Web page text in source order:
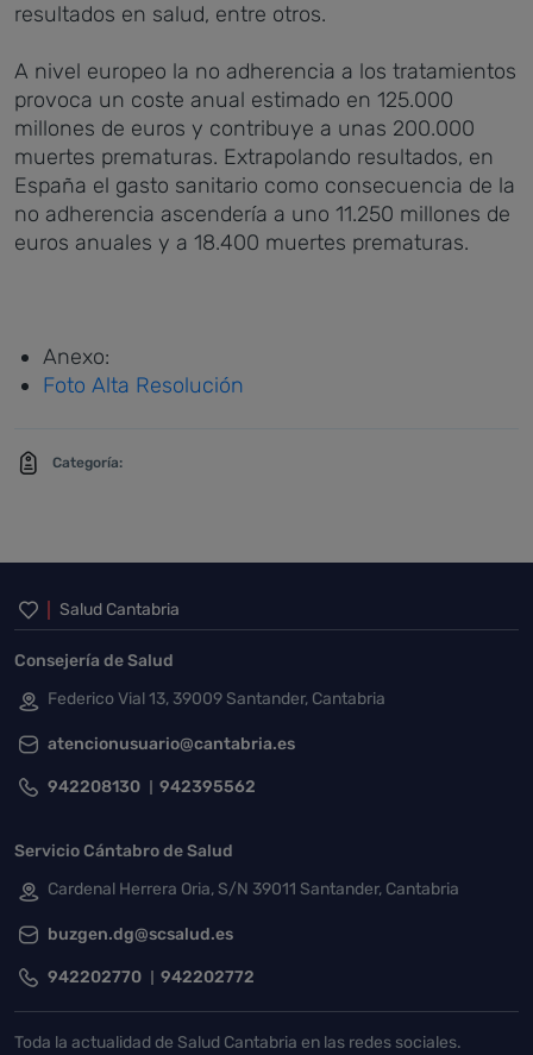
resultados en salud, entre otros.
A nivel europeo la no adherencia a los tratamientos
provoca un coste anual estimado en 125.000
millones de euros y contribuye a unas 200.000
muertes prematuras. Extrapolando resultados, en
España el gasto sanitario como consecuencia de la
no adherencia ascendería a uno 11.250 millones de
euros anuales y a 18.400 muertes prematuras.
Anexo:
Foto Alta Resolución
Categoría:
Inicio del pie de página
Salud Cantabria
Consejería de Salud
Federico Vial 13, 39009 Santander, Cantabria
atencionusuario@cantabria.es
942208130 942395562
Servicio Cántabro de Salud
Cardenal Herrera Oria, S/N 39011 Santander, Cantabria
buzgen.dg@scsalud.es
942202770 942202772
Toda la actualidad de Salud Cantabria en las redes sociales.